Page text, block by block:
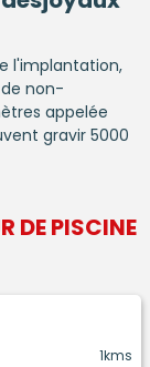
l'implantation,
non-
appelée
gravir 5000
DEPISCINE
1kms